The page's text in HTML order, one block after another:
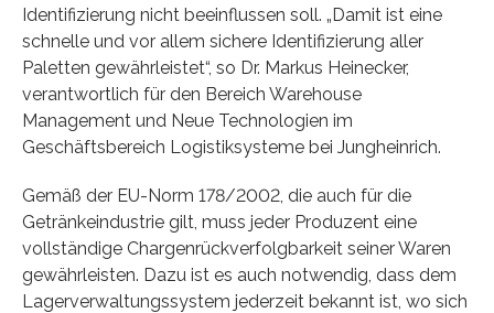
Identifizierung nicht beeinflussen soll. „Damit ist eine
schnelle und vor allem sichere Identifizierung aller
Paletten gewährleistet“, so Dr. Markus Heinecker,
verantwortlich für den Bereich Warehouse
Management und Neue Technologien im
Geschäftsbereich Logistiksysteme bei Jungheinrich.
Gemäß der EU-Norm 178/2002, die auch für die
Getränkeindustrie gilt, muss jeder Produzent eine
vollständige Chargenrückverfolgbarkeit seiner Waren
gewährleisten. Dazu ist es auch notwendig, dass dem
Lagerverwaltungssystem jederzeit bekannt ist, wo sich